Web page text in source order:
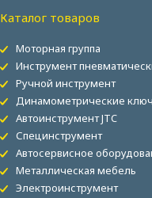
Каталог товаров
Моторная группа
Инструмент
Ручной инструмент
Динамометрические
Автоинструмент JTC
Специнструмент
Автосервисное
Металлическая мебель
Электроинструмент